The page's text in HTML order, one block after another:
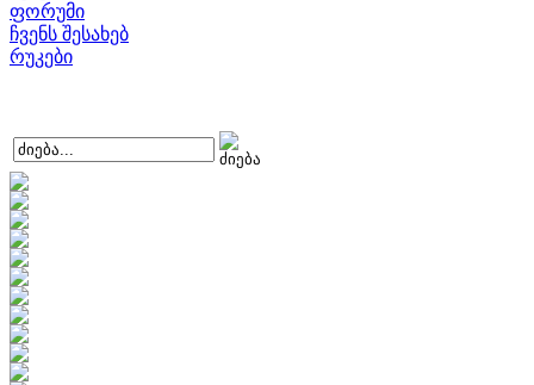
ფორუმი
ჩვენს შესახებ
რუკები